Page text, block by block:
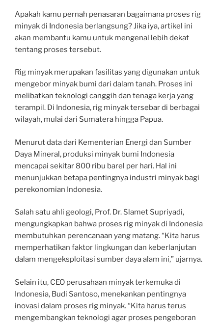
Apakah kamu pernah penasaran bagaimana proses rig
minyak di Indonesia berlangsung? Jika iya, artikel ini
akan membantu kamu untuk mengenal lebih dekat
tentang proses tersebut.
Rig minyak merupakan fasilitas yang digunakan untuk
mengebor minyak bumi dari dalam tanah. Proses ini
melibatkan teknologi canggih dan tenaga kerja yang
terampil. Di Indonesia, rig minyak tersebar di berbagai
wilayah, mulai dari Sumatera hingga Papua.
Menurut data dari Kementerian Energi dan Sumber
Daya Mineral, produksi minyak bumi Indonesia
mencapai sekitar 800 ribu barel per hari. Hal ini
menunjukkan betapa pentingnya industri minyak bagi
perekonomian Indonesia.
Salah satu ahli geologi, Prof. Dr. Slamet Supriyadi,
mengungkapkan bahwa proses rig minyak di Indonesia
membutuhkan perencanaan yang matang. “Kita harus
memperhatikan faktor lingkungan dan keberlanjutan
dalam mengeksploitasi sumber daya alam ini,” ujarnya.
Selain itu, CEO perusahaan minyak terkemuka di
Indonesia, Budi Santoso, menekankan pentingnya
inovasi dalam proses rig minyak. “Kita harus terus
mengembangkan teknologi agar proses pengeboran